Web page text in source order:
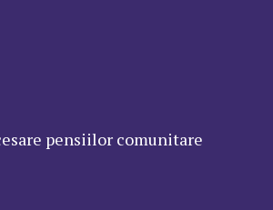
pensiilor comunitare